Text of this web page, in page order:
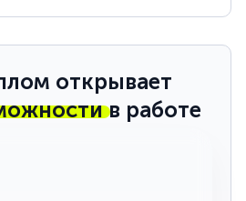
открывает
в работе